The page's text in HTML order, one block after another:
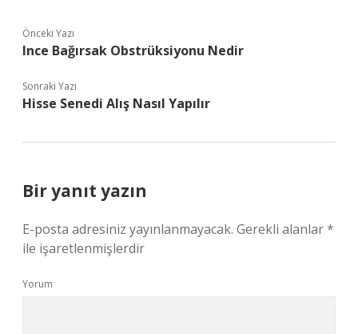
Önceki Yazı
Ince Bağırsak Obstrüksiyonu Nedir
Sonraki Yazı
Hisse Senedi Alış Nasıl Yapılır
Bir yanıt yazın
E-posta adresiniz yayınlanmayacak. Gerekli alanlar*
ile işaretlenmişlerdir
Yorum